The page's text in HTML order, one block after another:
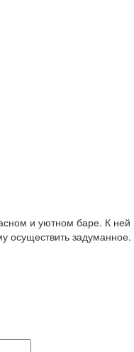
и уютном баре. К
осуществить